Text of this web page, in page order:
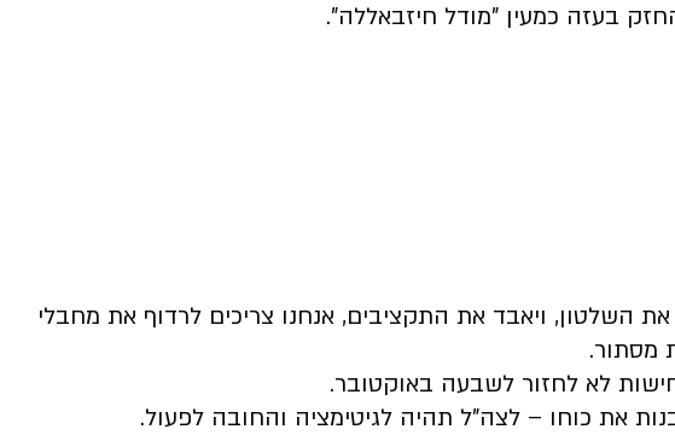
בעזה כמעין "מודל חיזבאללה".
השלטון, ויאבד את התקציבים, אנחנו צריכים לרדוף את מחבלי
מסתור.
לא לחזור לשבעה באוקטובר.
את כוחו – לצה"ל תהיה לגיטימציה והחובה לפעול.